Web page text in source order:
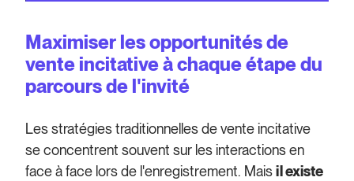
Maximiser les opportunités de
vente incitative à chaque étape du
parcours de l'invité
Les stratégies traditionnelles de vente incitative
se concentrent souvent sur les interactions en
face à face lors de l'enregistrement. Maisil existe